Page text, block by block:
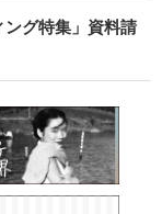
ング特集」資料請